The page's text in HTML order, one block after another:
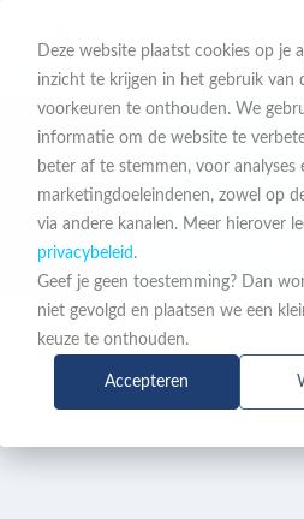
Deze website plaatst cookies op je
inzicht te krijgen in het gebruik van
voorkeuren te onthouden. We
informatie om de website te
beter af te stemmen, voor analyses
marketingdoeleindenen, zowel op
via andere kanalen. Meer hierover
privacybeleid .
Geef je geen toestemming? Dan
niet gevolgd en plaatsen we een
keuze te onthouden.
Accepteren
BLIJF OP DE
Nieuws &
Nieuws
& Acties